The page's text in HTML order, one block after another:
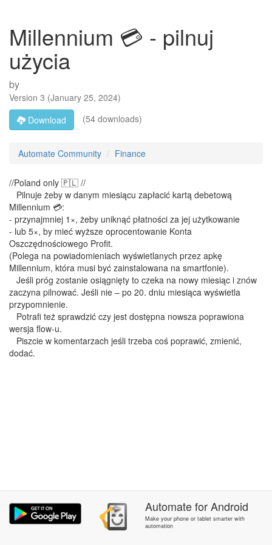
Millennium 💳 - pilnuj
użycia
by
Version 3 (January 25, 2024)
Download
(54 downloads)
Automate Community Finance
//Poland only 🇵🇱 //
Pilnuje żeby w danym miesiącu zapłacić kartą debetową
Millennium 💳:
- przynajmniej 1×, żeby uniknąć płatności za jej użytkowanie
- lub 5×, by mieć wyższe oprocentowanie Konta
Oszczędnościowego Profit.
(Polega na powiadomieniach wyświetlanych przez apkę
Millennium, która musi być zainstalowana na smartfonie).
Jeśli próg zostanie osiągnięty to czeka na nowy miesiąc i znów
zaczyna pilnować. Jeśli nie – po 20. dniu miesiąca wyświetla
przypomnienie.
Potrafi też sprawdzić czy jest dostępna nowsza poprawiona
wersja flow-u.
Piszcie w komentarzach jeśli trzeba coś poprawić, zmienić,
dodać.
AutomateforAndroid
Make your phone or tablet smarter with
automation